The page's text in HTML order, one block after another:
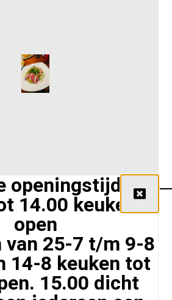
€10,50
en kaas sneetje met kroket
sla en huzarensalade
of glaasje melk
102 A, 5015 BT Tilburg,
openingstijden
14.00 keuken
open
van 25-7 t/m 9-8
14-8 keuken tot
15.00 dicht